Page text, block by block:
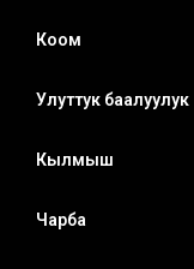
Коом
Улуттук баалуулук
Кылмыш
Чарба